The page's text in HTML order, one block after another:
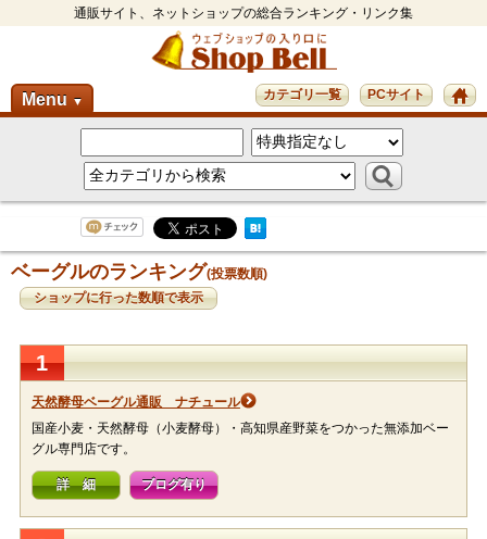
通販サイト、ネットショップの総合ランキング・リンク集
Menu ▼ PCサイト
カテゴリ一覧
ベーグルのランキング(投票数順)
ショップに行った数順で表示
1
天然酵母ベーグル通販 ナチュール
国産小麦・天然酵母（小麦酵母）・高知県産野菜をつかった無添加ベー
グル専門店です。
詳 細 ブログ有り